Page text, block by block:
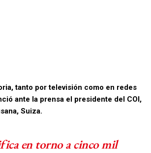
tanto por televisión como en redes
ante la prensa el presidente del COI,
Suiza.
en torno a cinco mil